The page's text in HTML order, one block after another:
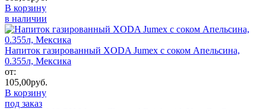
В корзину
в наличии
Напиток газированный XODA Jumex с соком Апельсина,
0.355л, Мексика
от:
105,00руб.
В корзину
под заказ